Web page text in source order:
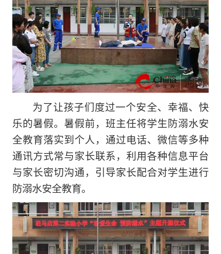
为了让孩子们度过一个安全、幸福、快
乐的暑假。暑假前，班主任将学生防溺水安
全教育落实到个人，通过电话、微信等多种
通讯方式常与家长联系，利用各种信息平台
与家长密切沟通，引导家长配合对学生进行
防溺水安全教育。